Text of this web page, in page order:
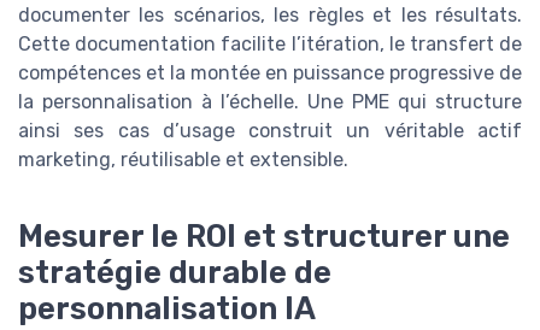
documenter les scénarios, les règles et les résultats.
Cette documentation facilite l’itération, le transfert de
compétences et la montée en puissance progressive de
la personnalisation à l’échelle. Une PME qui structure
ainsi ses cas d’usage construit un véritable actif
marketing, réutilisable et extensible.
Mesurer le ROI et structurer une
stratégie durable de
personnalisation IA